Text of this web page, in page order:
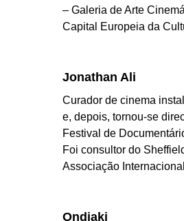
– Galeria de Arte
Capital Europeia da
Jonathan Ali
Curador de cinema
e, depois, tornou-se
Festival de
Foi consultor do
Associação
Ondjaki